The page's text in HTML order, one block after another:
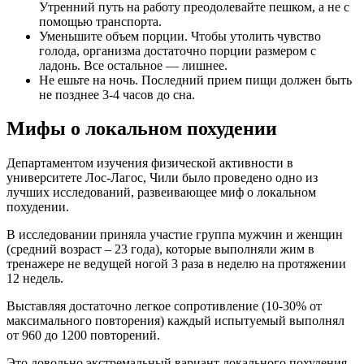
Утренний путь на работу преодолевайте пешком, а не с
помощью транспорта.
Уменьшите объем порции. Чтобы утолить чувство
голода, организма достаточно порции размером с
ладонь. Все остальное — лишнее.
Не ешьте на ночь. Последний прием пищи должен быть
не позднее 3-4 часов до сна.
Мифы о локальном похудении
Департаментом изучения физической активности в
университете Лос-Лагос, Чили было проведено одно из
лучших исследований, развеивающее миф о локальном
похудении.
В исследовании приняла участие группа мужчин и женщин
(средний возраст – 23 года), которые выполняли жим в
тренажере не ведущей ногой 3 раза в неделю на протяжении
12 недель.
Выставляя достаточно легкое сопротивление (10-30% от
максимального повторения) каждый испытуемый выполнял
от 960 до 1200 повторений.